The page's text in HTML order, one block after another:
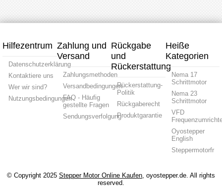
Hilfezentrum
Datenschutzerklärung
Kontaktiere uns
Wer wir sind?
Nutzungsbedingungen
Zahlung und
Versand
Zahlungsmethoden
Versandbedingungen
FAQ - Häufig
gestellte Fragen
Sendungsverfolgung
Rückgabe
und
Rückerstattung
Rückerstattung-
Politik
Rückgaberecht
Produktgarantie
Heiße
Kategorien
Nema 17
Schrittmotor
Nema 23
Schrittmotor
VFD
Oyostepper
English
Steppermotorfr
© Copyright 2025 Stepper Motor Online Kaufen, oyostepper.de. All rights
reserved.